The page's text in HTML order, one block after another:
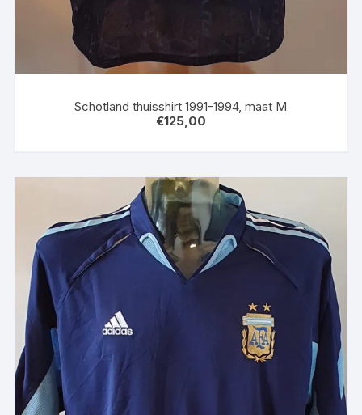
Schotland thuisshirt 1991-1994, maat M
€125,00